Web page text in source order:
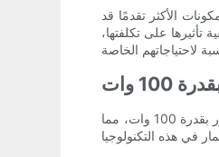
والمكونات الأكثر تقدمًا قد
على تكلفتها،
وات
يمكن أن تتأثر تكلفة حفارة ألياف الليزر بقدرة 100 واط بعوامل مختلفة. تهدف هذه المقالة إلى استكشاف وتحليل العوامل التي تؤثر على التكلفة الأولية لآلة نقش ألياف الليزر بقدرة 100 وات، مما